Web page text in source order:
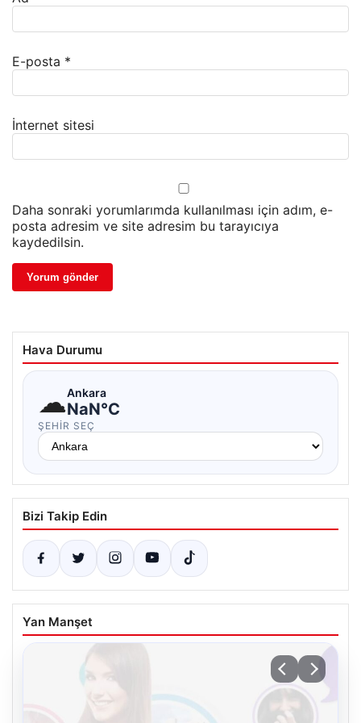
E-posta *
İnternet sitesi
Daha sonraki yorumlarımda kullanılması için adım, e-
posta adresim ve site adresim bu tarayıcıya
kaydedilsin.
Hava Durumu
☁Ankara
NaN°C
ŞEHIR SEÇ
Bizi Takip Edin
Yan Manşet